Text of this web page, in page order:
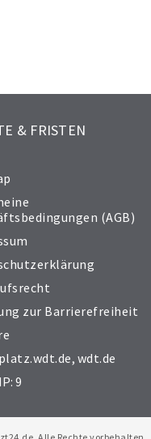
& FRISTEN
(AGB)
zur Barrierefreiheit
, wdt.de
9